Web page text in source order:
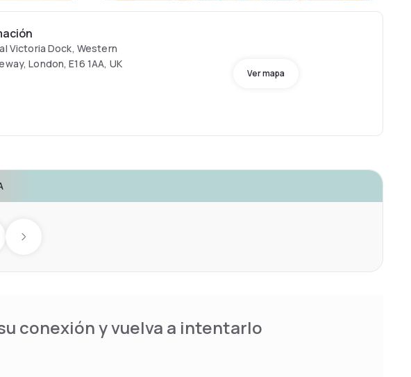
Victoria Dock, Western
London, E16 1AA, UK
Ver mapa
Next day
conexión y vuelva a intentarlo